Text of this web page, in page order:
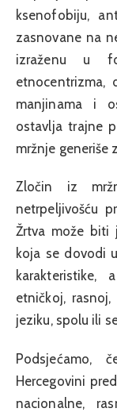
ksenofobiju,
zasnovane na
izraženu u
etnocentrizma,
manjinama i
ostavlja trajne
mržnje generiše
Zločin iz
netrpeljivošću
Žrtva može biti
koja se dovodi
karakteristike,
etničkoj,
jeziku, spolu ili
Podsjećamo,
Hercegovini
nacionalne,